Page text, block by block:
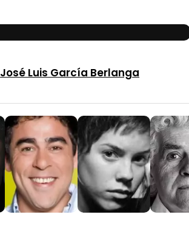
José Luis García Berlanga